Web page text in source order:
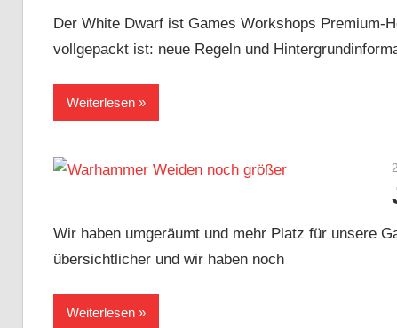
Der White Dwarf ist Games Workshops Premium-
vollgepackt ist: neue Regeln und
Weiterlesen
Wir haben umgeräumt und mehr Platz für unsere
übersichtlicher und wir haben noch
Weiterlesen